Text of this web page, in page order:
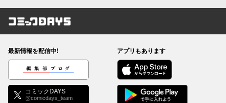
コミックDAYS
最新情報を配信中!
編集部ブログ
コミックDAYS
@comicdays_team
アプリもあります